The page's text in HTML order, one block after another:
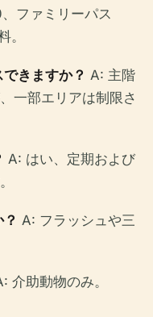
ファミリーパス
。
きますか？ A: 主階
一部エリアは制限さ
A: はい、定期および
A: フラッシュや三
介助動物のみ。